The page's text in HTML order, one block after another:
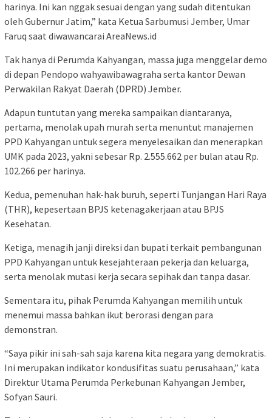
harinya. Ini kan nggak sesuai dengan yang sudah ditentukan
oleh Gubernur Jatim,” kata Ketua Sarbumusi Jember, Umar
Faruq saat diwawancarai AreaNews.id
Tak hanya di Perumda Kahyangan, massa juga menggelar demo
di depan Pendopo wahyawibawagraha serta kantor Dewan
Perwakilan Rakyat Daerah (DPRD) Jember.
Adapun tuntutan yang mereka sampaikan diantaranya,
pertama, menolak upah murah serta menuntut manajemen
PPD Kahyangan untuk segera menyelesaikan dan menerapkan
UMK pada 2023, yakni sebesar Rp. 2.555.662 per bulan atau Rp.
102.266 per harinya.
Kedua, pemenuhan hak-hak buruh, seperti Tunjangan Hari Raya
(THR), kepesertaan BPJS ketenagakerjaan atau BPJS
Kesehatan.
Ketiga, menagih janji direksi dan bupati terkait pembangunan
PPD Kahyangan untuk kesejahteraan pekerja dan keluarga,
serta menolak mutasi kerja secara sepihak dan tanpa dasar.
Sementara itu, pihak Perumda Kahyangan memilih untuk
menemui massa bahkan ikut berorasi dengan para
demonstran.
“Saya pikir ini sah-sah saja karena kita negara yang demokratis.
Ini merupakan indikator kondusifitas suatu perusahaan,” kata
Direktur Utama Perumda Perkebunan Kahyangan Jember,
Sofyan Sauri.